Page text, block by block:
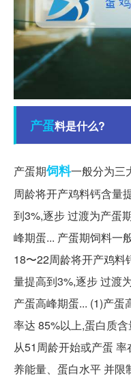
产蛋料是什么?
产蛋期饲料一般分为三
周龄将开产鸡料钙含量
到3%,逐步 过渡为产蛋
峰期蛋... 产蛋期饲料一
18〜22周龄将开产鸡料
量提高到3%,逐步 过渡
产蛋高峰期蛋... (1)产
率达 85%以上,蛋白质
从51周龄开始或产蛋
养能量、蛋白水平 并限